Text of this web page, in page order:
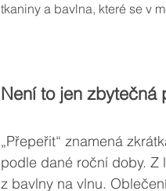
tkaniny a bavlna, které se v
Není to jen zbytečná
„Přepeřit“ znamená
podle dané roční doby. Z
z bavlny na vlnu.